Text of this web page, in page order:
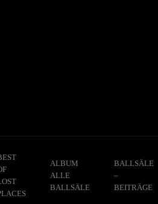
ALBUM
ALLE
BALLSÄLE
BALLSÄLE
–
BEITRÄGE